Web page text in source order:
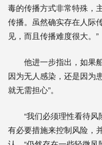
毒的传播方式非常特殊，
传播。虽然确实存在人际
见，而且传播难度很大。”
他进一步指出，如
因为无人感染，还是因
就无需担心”。
“我们必须理性看待
有必要措施来控制风险，